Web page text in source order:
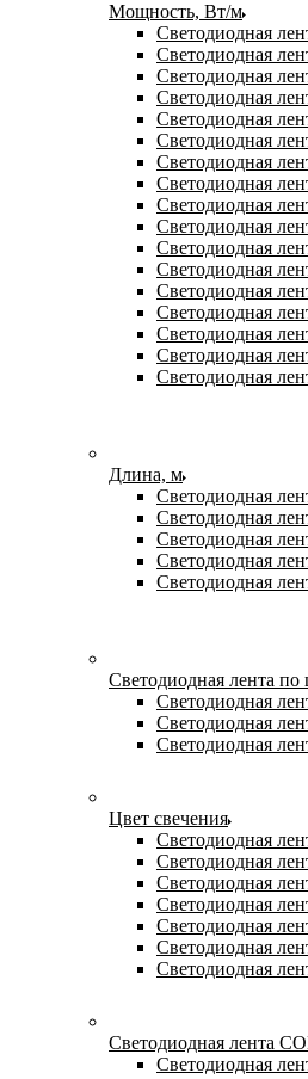
Мощность, Вт/м
Светодиодная
Светодиодная
Светодиодная
Светодиодная
Светодиодная
Светодиодная
Светодиодная
Светодиодная
Светодиодная
Светодиодная
Светодиодная
Светодиодная
Светодиодная
Светодиодная
Светодиодная
Светодиодная
Светодиодная
Длина, м
Светодиодная
Светодиодная
Светодиодная
Светодиодная
Светодиодная
Светодиодная лента по
Светодиодная
Светодиодная
Светодиодная
Цвет свечения
Светодиодная
Светодиодная
Светодиодная
Светодиодная
Светодиодная
Светодиодная
Светодиодная
Светодиодная лента
Светодиодная